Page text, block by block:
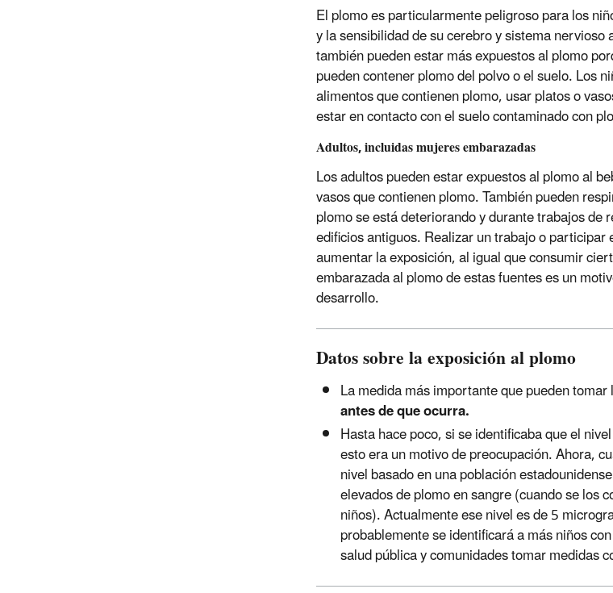
El plomo es particularmente peligroso para los
y la sensibilidad de su cerebro y sistema
también pueden estar más expuestos al plomo
pueden contener plomo del polvo o el suelo. Los
alimentos que contienen plomo, usar platos o
estar en contacto con el suelo contaminado con
Adultos, incluidas mujeres embarazadas
Los adultos pueden estar expuestos al plomo al
vasos que contienen plomo. También pueden
plomo se está deteriorando y durante trabajos
edificios antiguos. Realizar un trabajo o
aumentar la exposición, al igual que consumir
embarazada al plomo de estas fuentes es un
desarrollo.
Datos sobre la exposición al plomo
La medida más importante que pueden
antes de que ocurra.
Hasta hace poco, si se identificaba que el
esto era un motivo de preocupación. Ahora,
nivel basado en una población
elevados de plomo en sangre (cuando se los
niños). Actualmente ese nivel es de 5
probablemente se identificará a más niños
salud pública y comunidades tomar medidas